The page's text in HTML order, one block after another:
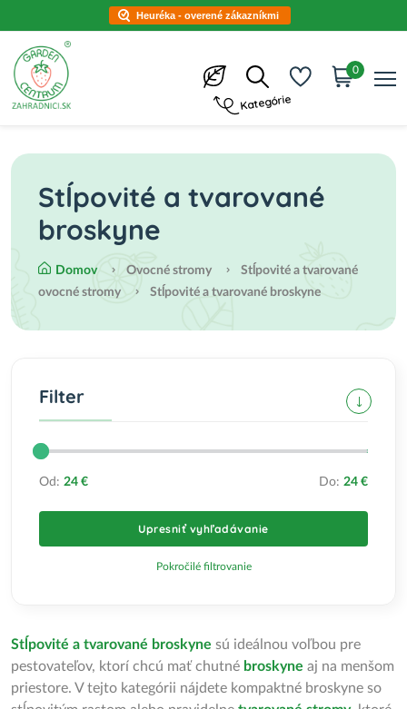
Heuréka - overené zákazníkmi
Kategórie
0
Stĺpovité a tvarované
broskyne
Domov Ovocné stromy
Stĺpovité a tvarované
ovocné stromy
Stĺpovité a tvarované broskyne
Filter
Od: 24 € Do: 24 €
Upresniť vyhľadávanie
Pokročilé filtrovanie
Stĺpovité a tvarované broskyne sú ideálnou voľbou pre
pestovateľov, ktorí chcú mať chutné broskyne aj na menšom
priestore. V tejto kategórii nájdete kompaktné broskyne so